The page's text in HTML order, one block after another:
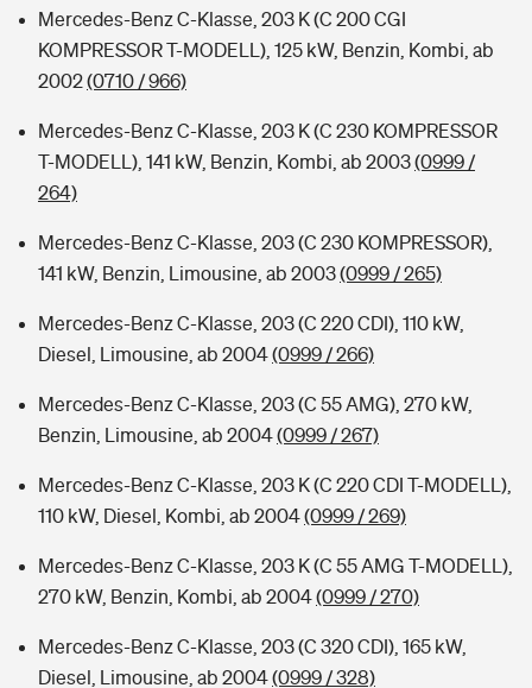
Mercedes-Benz C-Klasse, 203 K (C 200 CGI
KOMPRESSOR T-MODELL), 125 kW, Benzin, Kombi, ab
2002(0710 / 966)
Mercedes-Benz C-Klasse, 203 K (C 230 KOMPRESSOR
T-MODELL), 141 kW, Benzin, Kombi, ab 2003(0999 /
264)
Mercedes-Benz C-Klasse, 203 (C 230 KOMPRESSOR),
141 kW, Benzin, Limousine, ab 2003(0999 / 265)
Mercedes-Benz C-Klasse, 203 (C 220 CDI), 110 kW,
Diesel, Limousine, ab 2004(0999 / 266)
Mercedes-Benz C-Klasse, 203 (C 55 AMG), 270 kW,
Benzin, Limousine, ab 2004(0999 / 267)
Mercedes-Benz C-Klasse, 203 K (C 220 CDI T-MODELL),
110 kW, Diesel, Kombi, ab 2004(0999 / 269)
Mercedes-Benz C-Klasse, 203 K (C 55 AMG T-MODELL),
270 kW, Benzin, Kombi, ab 2004(0999 / 270)
Mercedes-Benz C-Klasse, 203 (C 320 CDI), 165 kW,
Diesel, Limousine, ab 2004(0999 / 328)